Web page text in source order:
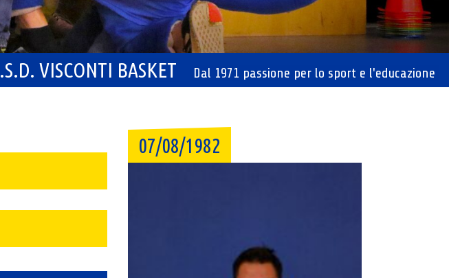
VISCONTI BASKET Dal 1971 passione per lo sport e l'educazione
07/08/1982